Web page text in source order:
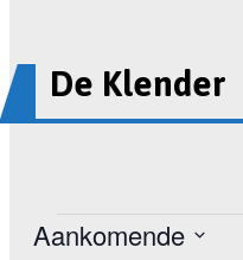
De Klender